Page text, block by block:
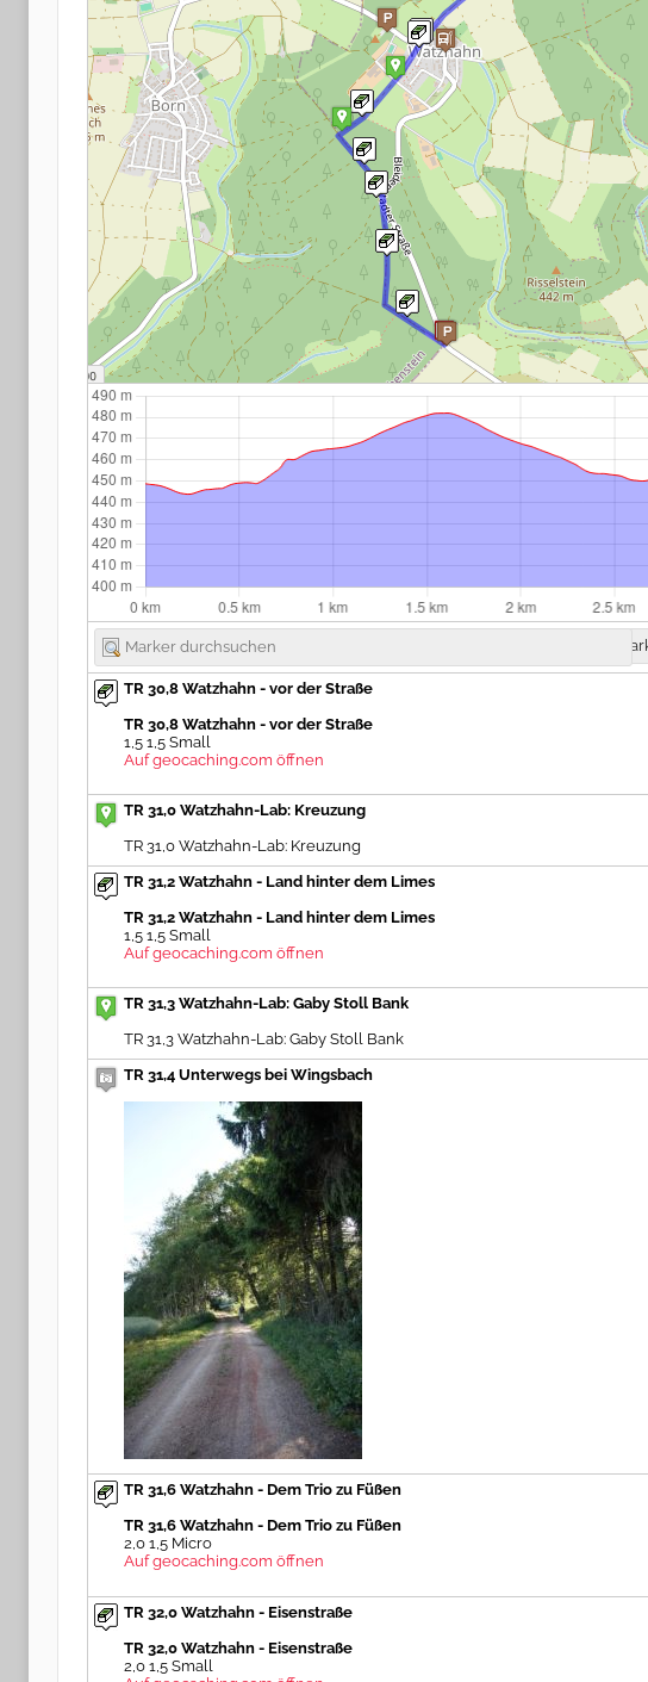
TR 30,8 Watzhahn - vor der Straße
TR 30,8 Watzhahn - vor der Straße
1,5 1,5 Small
Auf geocaching.com öffnen
TR 31,0 Watzhahn-Lab: Kreuzung
TR 31,0 Watzhahn-Lab: Kreuzung
TR 31,2 Watzhahn - Land hinter dem Limes
TR 31,2 Watzhahn - Land hinter dem Limes
1,5 1,5 Small
Auf geocaching.com öffnen
TR 31,3 Watzhahn-Lab: Gaby Stoll Bank
TR 31,3 Watzhahn-Lab: Gaby Stoll Bank
TR 31,4 Unterwegs bei Wingsbach
TR 31,6 Watzhahn - Dem Trio zu Füßen
TR 31,6 Watzhahn - Dem Trio zu Füßen
2,0 1,5 Micro
Auf geocaching.com öffnen
TR 32,0 Watzhahn - Eisenstraße
TR 32,0 Watzhahn - Eisenstraße
2,0 1,5 Small